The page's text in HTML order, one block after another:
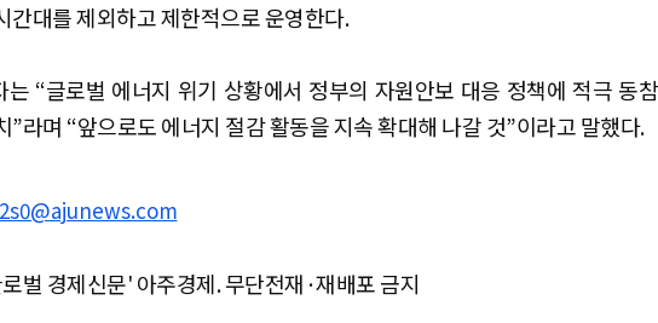
간대를 제외하고 제한적으로 운영한다.
는 “글로벌 에너지 위기 상황에서 정부의 자원안보 대응 정책에 적극 동참
”라며 “앞으로도 에너지 절감 활동을 지속 확대해 나갈 것”이라고 말했다.
2s0@ajunews.com
벌 경제신문' 아주경제. 무단전재·재배포 금지